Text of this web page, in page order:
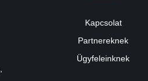
Kapcsolat
Partnereknek
Ügyfeleinknek